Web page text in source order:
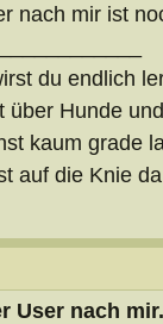
nach mir ist
du endlich
über Hunde
kaum grade
auf die Knie
User nach